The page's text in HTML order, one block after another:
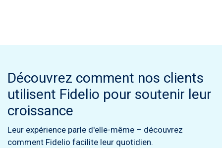
Découvrez comment nos clients
utilisent Fidelio pour soutenir leur
croissance
Leur expérience parle d'elle-même – découvrez
comment Fidelio facilite leur quotidien.